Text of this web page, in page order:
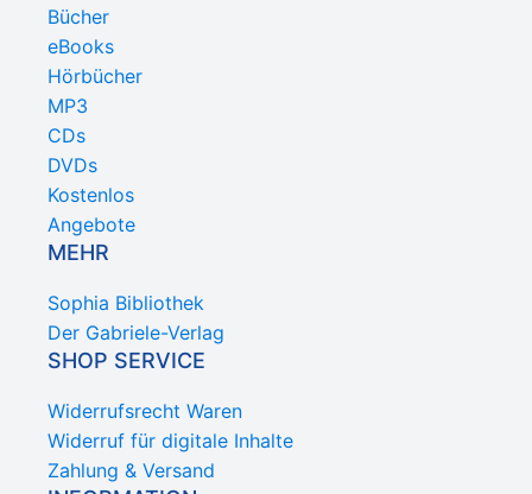
Bücher
eBooks
Hörbücher
MP3
CDs
DVDs
Kostenlos
Angebote
MEHR
Sophia Bibliothek
Der Gabriele-Verlag
SHOP SERVICE
Widerrufsrecht Waren
Widerruf für digitale Inhalte
Zahlung & Versand